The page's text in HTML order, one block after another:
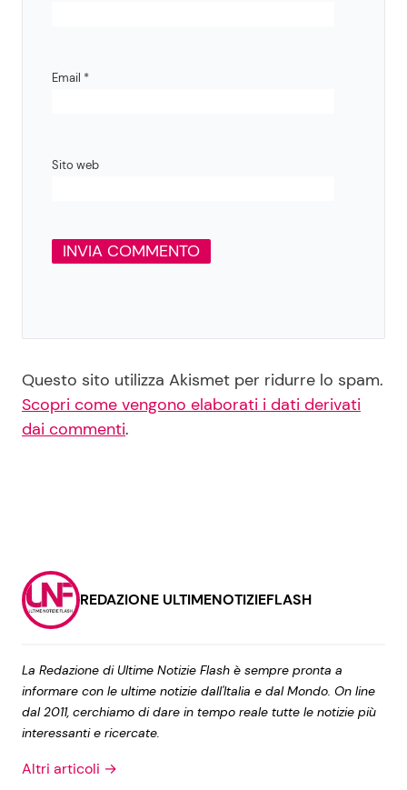
Email *
Sito web
Questo sito utilizza Akismet per ridurre lo spam.
Scopri come vengono elaborati i dati derivati
dai commenti.
REDAZIONE ULTIMENOTIZIEFLASH
La Redazione di Ultime Notizie Flash è sempre pronta a
informare con le ultime notizie dall'Italia e dal Mondo. On line
dal 2011, cerchiamo di dare in tempo reale tutte le notizie più
interessanti e ricercate.
Altri articoli →